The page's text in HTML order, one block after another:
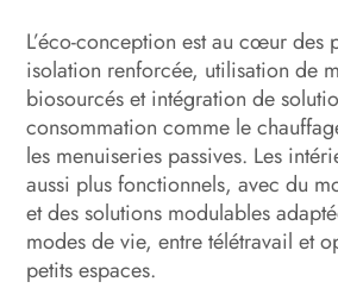
L’éco-conception est au cœur des
isolation renforcée, utilisation de
biosourcés et intégration de
consommation comme le
les menuiseries passives. Les
aussi plus fonctionnels, avec du
et des solutions modulables
modes de vie, entre télétravail et
petits espaces.